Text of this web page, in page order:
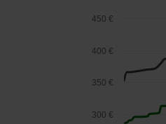
300 €
350 €
400 €
450 €